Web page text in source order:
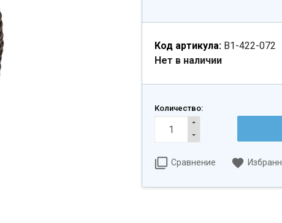
Код артикула: B1-422-072
Нет в наличии
Количество:
Сравнение